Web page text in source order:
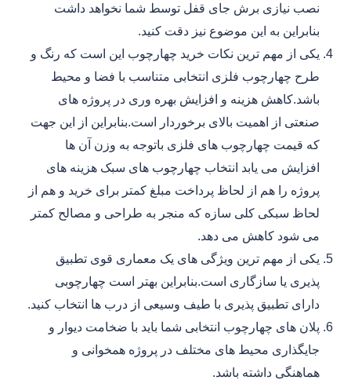
نصب نیازی برش جای قفل توسط شما نخواهد داشت
بنابراین به این موضوع نیز دقت کنید.
یکی از مهم ترین نکات خرید چهارچوب این است که رنگ و
طرح چهارچوب فلزی انتخابی متناسب با فضا و محیط
باشد.کاهش هزینه و افزایش بهره وری در پروژه های
صنعتی از اهمیت بالای برخوردار است.بنابراین از این جهت
که قیمت چهارچوب های فلزی باتوجه به وزن آن ها
افزایش می یابد انتخاب چهارچوب های سبک هزینه های
پروژه را هم از لحاظ پرداخت مبلغ کمتر برای خرید و هم از
لحاظ سبکی کلی سازه که منجر به طراحی و مصالح کمتر
می شود کاهش می دهد.
یکی از مهم ترین ویژگی های یک معماری قوی تطبیق
پذیری یا سازگاری است.بنابراین بهتر است چهارچوبی
دارای تطبیق پذیری با طیف وسیعی از درب ها انتخاب کنید.
پلان های چهارچوب انتخابی شما باید با ضخامت دیوار و
جایگذاری محیط های مختلف در پروژه همخوانی و
هماهنگی داشته باشد.